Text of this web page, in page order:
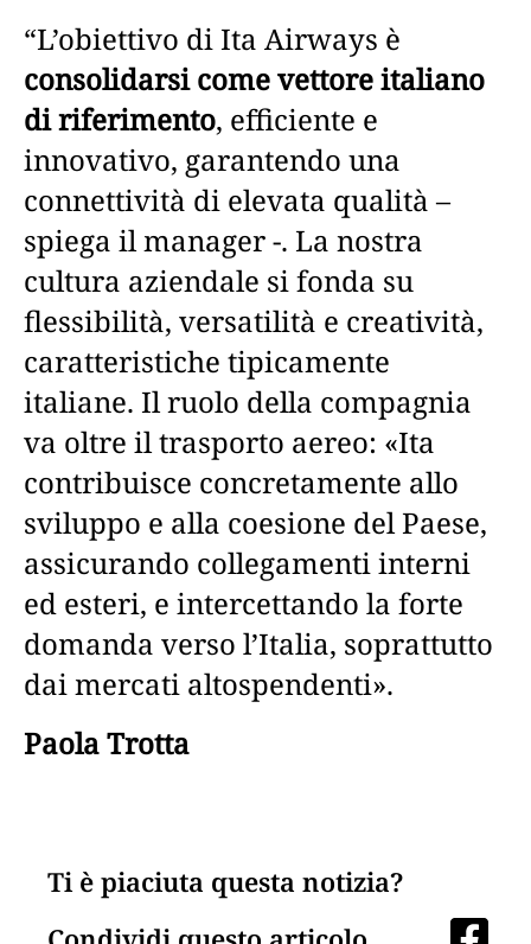
“L’obiettivo di Ita Airways è
consolidarsi come vettore italiano
di riferimento, efficiente e
innovativo, garantendo una
connettività di elevata qualità –
spiega il manager -. La nostra
cultura aziendale si fonda su
flessibilità, versatilità e creatività,
caratteristiche tipicamente
italiane. Il ruolo della compagnia
va oltre il trasporto aereo: «Ita
contribuisce concretamente allo
sviluppo e alla coesione del Paese,
assicurando collegamenti interni
ed esteri, e intercettando la forte
domanda verso l’Italia, soprattutto
dai mercati altospendenti».
Paola Trotta
Ti è piaciuta questa notizia?